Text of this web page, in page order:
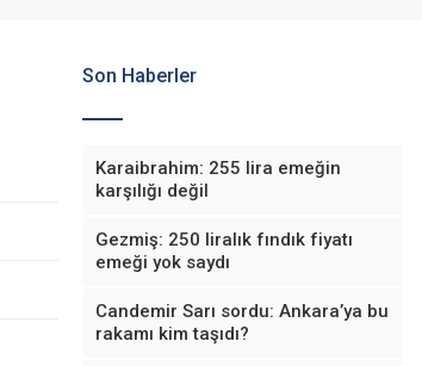
Son Haberler
Karaibrahim: 255 lira emeğin
karşılığı değil
Gezmiş: 250 liralık fındık fiyatı
emeği yok saydı
Candemir Sarı sordu: Ankara’ya bu
rakamı kim taşıdı?